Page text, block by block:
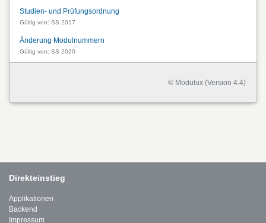
Studien- und Prüfungsordnung
Gültig von: SS 2017
Änderung Modulnummern
Gültig von: SS 2020
© Modulux (Version 4.4)
Direkteinstieg
Applikationen
Backend
Impressum